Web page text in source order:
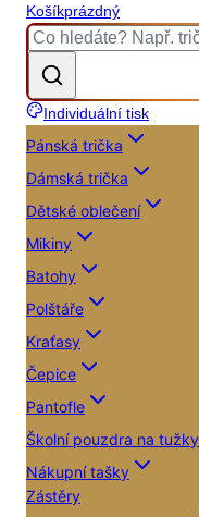
Košíkprázdný
Individuální tisk
Pánská trička
Dámská trička
Dětské oblečení
Mikiny
Batohy
Polštáře
Kraťasy
Čepice
Pantofle
Školní pouzdra na tužky
Nákupní tašky
Zástěry